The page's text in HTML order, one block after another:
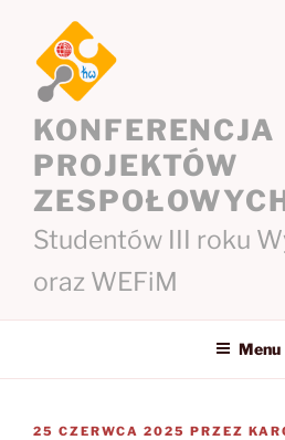
treści
KONFERENCJA
PROJEKTÓW
Studentów III roku
oraz WEFiM
Menu
OPUBLIKOWANE
25 CZERWCA 2025 PRZEZ